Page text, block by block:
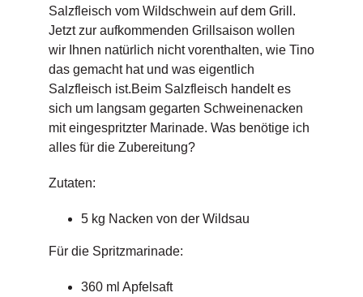
Salzfleisch vom Wildschwein auf dem Grill.
Jetzt zur aufkommenden Grillsaison wollen
wir Ihnen natürlich nicht vorenthalten, wie Tino
das gemacht hat und was eigentlich
Salzfleisch ist.Beim Salzfleisch handelt es
sich um langsam gegarten Schweinenacken
mit eingespritzter Marinade. Was benötige ich
alles für die Zubereitung?
Zutaten:
5 kg Nacken von der Wildsau
Für die Spritzmarinade:
360 ml Apfelsaft